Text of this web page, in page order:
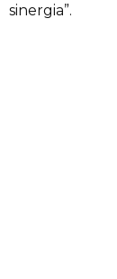
sinergia”.